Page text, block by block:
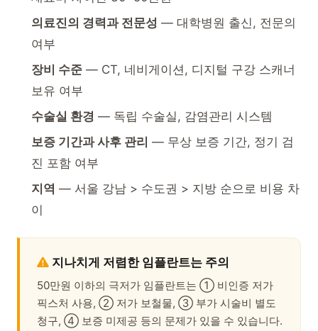
의료진의 경력과 전문성 — 대학병원 출신, 전문의
여부
장비 수준 — CT, 네비게이션, 디지털 구강 스캐너
보유 여부
수술실 환경 — 독립 수술실, 감염관리 시스템
보증 기간과 사후 관리 — 무상 보증 기간, 정기 검
진 포함 여부
지역 — 서울 강남 > 수도권 > 지방 순으로 비용 차
이
지나치게 저렴한 임플란트는 주의
50만원 이하의 극저가 임플란트는 ① 비인증 저가
픽스처 사용, ② 저가 보철물, ③ 부가 시술비 별도
청구, ④ 보증 미제공 등의 문제가 있을 수 있습니다.